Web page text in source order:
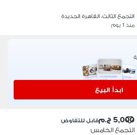
التجمع الثالث، القاهرة الجديدة
منذ 1 يوم
ابدأ البيع
5,000 ج.م قابل للتفاوض
التجمع الخامس